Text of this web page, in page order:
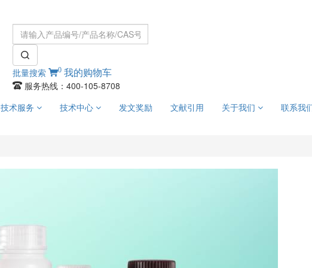
批量搜索 0我的购物车
服务热线：400-105-8708
技术服务 技术中心 发文奖励 文献引用 关于我们 联系我